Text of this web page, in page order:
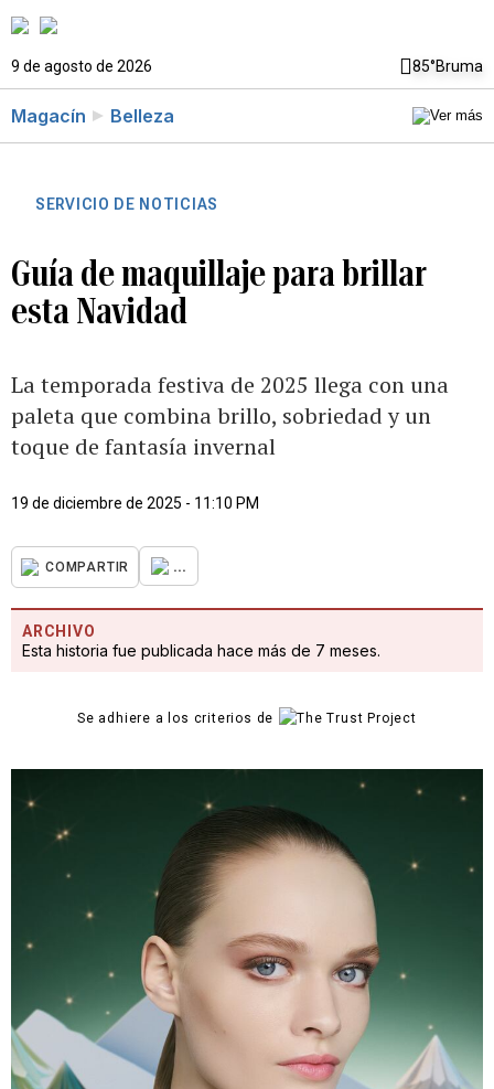
9 de agosto de 2026 85°Bruma
Magacín Belleza
SERVICIO DE NOTICIAS
Guía de maquillaje para brillar
esta Navidad
La temporada festiva de 2025 llega con una
paleta que combina brillo, sobriedad y un
toque de fantasía invernal
19 de diciembre de 2025 - 11:10 PM
COMPARTIR ...
ARCHIVO
Esta historia fue publicada hace más de 7 meses.
Se adhiere a los criterios de